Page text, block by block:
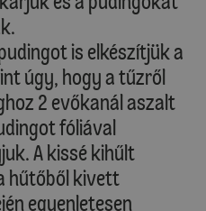
is elkészítjük a
úgy, hogy a tűzről
2 evőkanál aszalt
fóliával
A kissé kihűlt
hűtőből kivett
egyenletesen